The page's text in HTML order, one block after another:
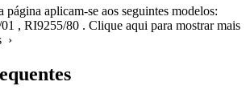
página aplicam-se aos seguintes modelos:
, RI9255/80 . Clique aqui para mostrar mais
›